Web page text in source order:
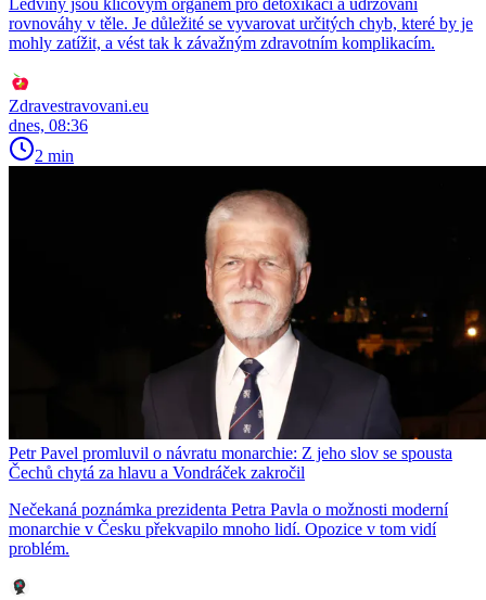
Ledviny jsou klíčovým orgánem pro detoxikaci a udržování
rovnováhy v těle. Je důležité se vyvarovat určitých chyb, které by je
mohly zatížit, a vést tak k závažným zdravotním komplikacím.
Zdravestravovani.eu
dnes, 08:36
2 min
Petr Pavel promluvil o návratu monarchie: Z jeho slov se spousta
Čechů chytá za hlavu a Vondráček zakročil
Nečekaná poznámka prezidenta Petra Pavla o možnosti moderní
monarchie v Česku překvapilo mnoho lidí. Opozice v tom vidí
problém.